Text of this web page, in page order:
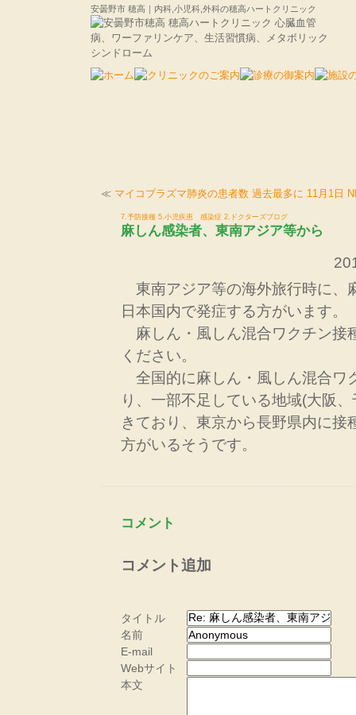
安曇野市 穂高｜内科,小児科,外科の穂高ハートクリニック
≪ マイコプラズマ肺炎の患者数 過去最多に 11月1日
7.予防接種 5.小児疾患 感染症 2.ドクターズブログ
麻しん感染者、東南アジア等から
東南アジア等の海外旅行時に、
日本国内で発症する方がいます。
麻しん・風しん混合ワクチン接
ください。
全国的に麻しん・風しん混合ワ
り、一部不足している地域(大阪
きており、東京から長野県内に接
方がいるそうです。
コメント
コメント追加
タイトル
名前
E-mail
Webサイト
本文